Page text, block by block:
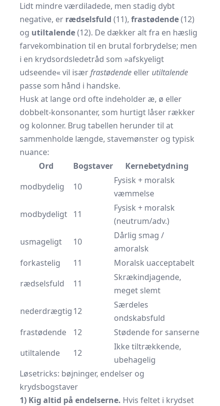
Lidt mindre værdiladede, men stadig dybt
negative, er rædselsfuld (11), frastødende(12)
og utiltalende(12). De dækker alt fra en hæslig
farvekombination til en brutal forbrydelse; men
i en krydsordsledetråd som »afskyeligt
udseende« vil isærfrastødende eller utiltalende
passe som hånd i handske.
Husk at lange ord ofte indeholder æ, ø eller
dobbelt-konsonanter, som hurtigt låser rækker
og kolonner. Brug tabellen herunder til at
sammenholde længde, stavemønster og typisk
nuance:
Ord
Bogstaver
Kernebetydning
modbydelig
10
Fysisk + moralsk
væmmelse
modbydeligt 11
Fysisk + moralsk
(neutrum/adv.)
usmageligt
10
Dårlig smag /
amoralsk
forkastelig
11
Moralsk uacceptabelt
rædselsfuld
11
Skrækindjagende,
meget slemt
nederdrægtig12
Særdeles
ondskabsfuld
frastødende
12
Stødende for sanserne
utiltalende
12
Ikke tiltrækkende,
ubehagelig
Løsetricks: bøjninger, endelser og
krydsbogstaver
1) Kig altid på endelserne. Hvis feltet i krydset